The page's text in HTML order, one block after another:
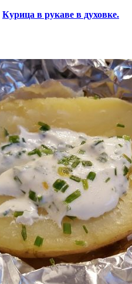
Курица в рукаве в духовке.